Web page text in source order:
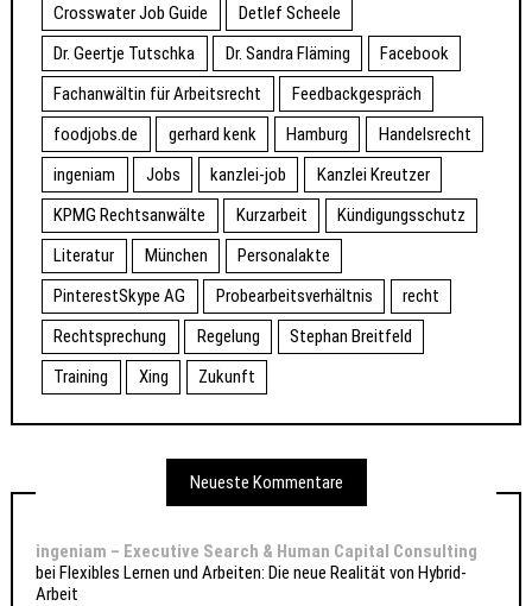
Crosswater Job Guide
Detlef Scheele
Dr. Geertje Tutschka
Dr. Sandra Fläming
Facebook
Fachanwältin für Arbeitsrecht
Feedbackgespräch
foodjobs.de
gerhard kenk Hamburg
Handelsrecht
ingeniam
Jobs kanzlei-job
Kanzlei Kreutzer
KPMG Rechtsanwälte
Kurzarbeit
Kündigungsschutz
Literatur
München
Personalakte
PinterestSkype AG
Probearbeitsverhältnis
recht
Rechtsprechung
Regelung
Stephan Breitfeld
Training
Xing Zukunft
Neueste Kommentare
ingeniam – Executive Search & Human Capital Consulting
beiFlexibles Lernen und Arbeiten: Die neue Realität von Hybrid-
Arbeit